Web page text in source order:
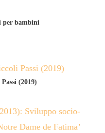
per bambini
(2019)